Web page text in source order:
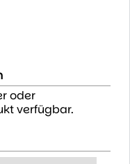
oder
verfügbar.